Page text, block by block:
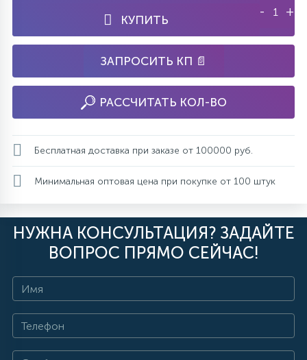
КУПИТЬ
- +
ЗАПРОСИТЬ КП 📄
РАССЧИТАТЬ КОЛ-ВО
Бесплатная доставка при заказе от 100000 руб.
Минимальная оптовая цена при покупке от 100 штук
НУЖНА КОНСУЛЬТАЦИЯ? ЗАДАЙТЕ
ВОПРОС ПРЯМО СЕЙЧАС!